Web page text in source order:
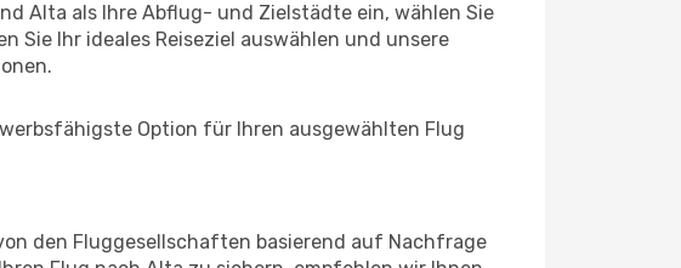
Alta als Ihre Abflug- und Zielstädte ein, wählen Sie
Sie Ihr ideales Reiseziel auswählen und unsere
Option für Ihren ausgewählten Flug
den Fluggesellschaften basierend auf Nachfrage